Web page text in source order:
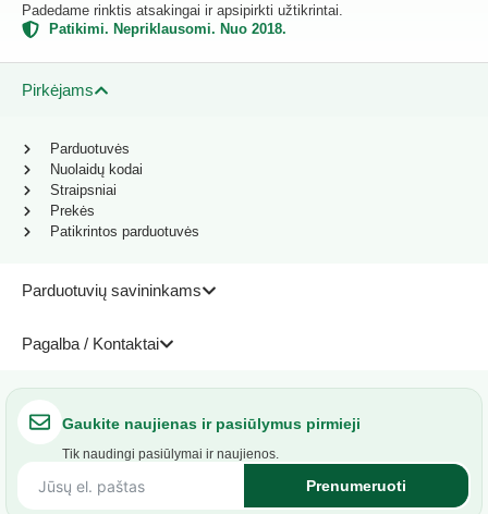
Padedame rinktis atsakingai ir apsipirkti užtikrintai.
Patikimi. Nepriklausomi. Nuo 2018.
Pirkėjams
Parduotuvių savininkams
Pagalba / Kontaktai
Parduotuvės
Nuolaidų kodai
Straipsniai
Prekės
Patikrintos parduotuvės
Gaukite naujienas ir pasiūlymus pirmieji
Tik naudingi pasiūlymai ir naujienos.
Prenumeruoti